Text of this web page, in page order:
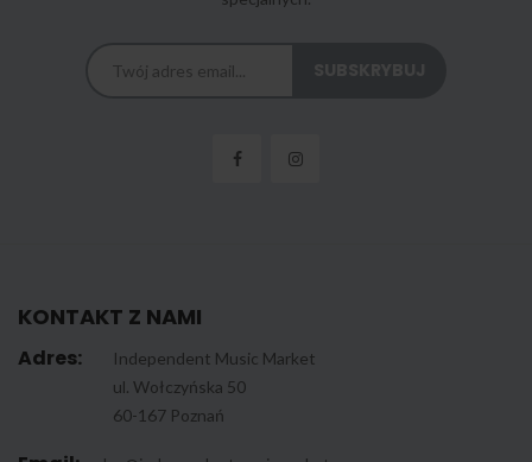
KONTAKT Z NAMI
Adres:
Independent Music Market
ul. Wołczyńska 50
60-167 Poznań